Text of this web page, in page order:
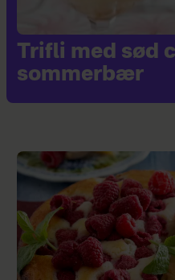
Trifli med sød
sommerbær